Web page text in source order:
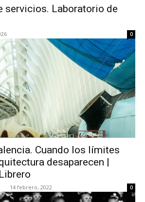
servicios. Laboratorio de
0
Cuando los límites
desaparecen |
14 febrero, 2022 0